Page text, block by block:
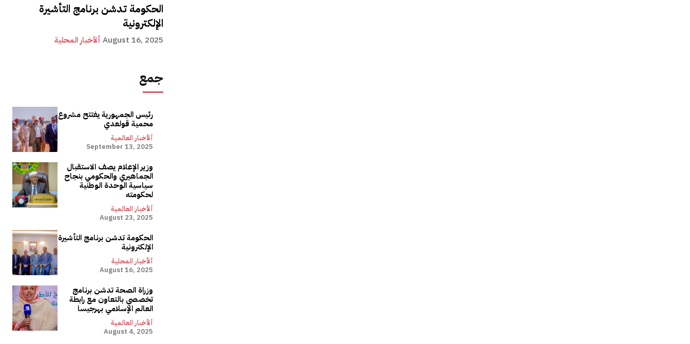
الحكومة تدشن برنامج التأشيرة
الإلكترونية
ألأخبار المحلية August 16, 2025
جمع
رئيس الجمهورية يفتتح مشروع
محمية قولعدي
ألأخبار العالمية
September 13, 2025
وزير الإعلام يصف الاستقبال
الجماهيري والحكومي بنجاح
سياسية الوحدة الوطنية
لحكومته
ألأخبار العالمية
August 23, 2025
الحكومة تدشن برنامج التأشيرة
الإلكترونية
ألأخبار المحلية
August 16, 2025
وزراة الصحة تدشن برنامج
تخصصي بالتعاون مع رابطة
العالم الإسلامي بهرجيسا
ألأخبار العالمية
August 4, 2025